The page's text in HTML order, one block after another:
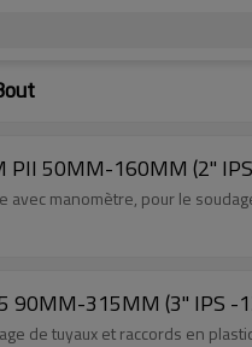
PII 50MM-160MM (2"
manomètre, pour le
90MM-315MM (3" IPS -
de tuyaux et raccords en